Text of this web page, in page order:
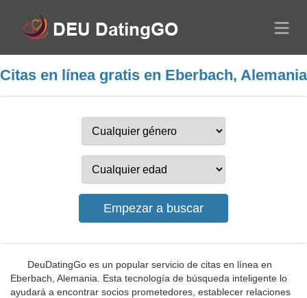
Citas en línea gratis en Eberbach, Alemania
DeuDatingGo es un popular servicio de citas en línea en
Eberbach, Alemania. Esta tecnología de búsqueda inteligente lo
ayudará a encontrar socios prometedores, establecer relaciones